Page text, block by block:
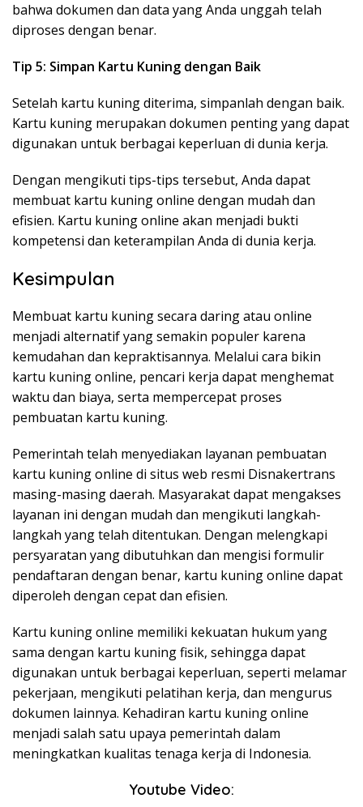
bahwa dokumen dan data yang Anda unggah telah
diproses dengan benar.
Tip 5: Simpan Kartu Kuning dengan Baik
Setelah kartu kuning diterima, simpanlah dengan baik.
Kartu kuning merupakan dokumen penting yang dapat
digunakan untuk berbagai keperluan di dunia kerja.
Dengan mengikuti tips-tips tersebut, Anda dapat
membuat kartu kuning online dengan mudah dan
efisien. Kartu kuning online akan menjadi bukti
kompetensi dan keterampilan Anda di dunia kerja.
Kesimpulan
Membuat kartu kuning secara daring atau online
menjadi alternatif yang semakin populer karena
kemudahan dan kepraktisannya. Melalui cara bikin
kartu kuning online, pencari kerja dapat menghemat
waktu dan biaya, serta mempercepat proses
pembuatan kartu kuning.
Pemerintah telah menyediakan layanan pembuatan
kartu kuning online di situs web resmi Disnakertrans
masing-masing daerah. Masyarakat dapat mengakses
layanan ini dengan mudah dan mengikuti langkah-
langkah yang telah ditentukan. Dengan melengkapi
persyaratan yang dibutuhkan dan mengisi formulir
pendaftaran dengan benar, kartu kuning online dapat
diperoleh dengan cepat dan efisien.
Kartu kuning online memiliki kekuatan hukum yang
sama dengan kartu kuning fisik, sehingga dapat
digunakan untuk berbagai keperluan, seperti melamar
pekerjaan, mengikuti pelatihan kerja, dan mengurus
dokumen lainnya. Kehadiran kartu kuning online
menjadi salah satu upaya pemerintah dalam
meningkatkan kualitas tenaga kerja di Indonesia.
Youtube Video: